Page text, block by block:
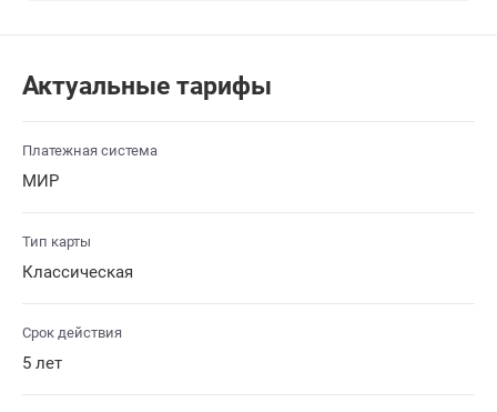
Актуальные тарифы
Платежная система
МИР
Тип карты
Классическая
Срок действия
5 лет